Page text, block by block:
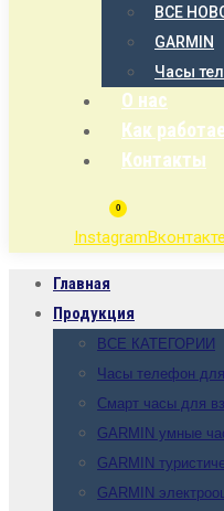
ВСЕ
GARMIN
Часы
О нас
Как
Контакты
0
InstagramВконтакте
Главная
Продукция
ВСЕ КАТЕГОРИИ
Часы телефон
Смарт часы для
GARMIN умные
GARMIN
GARMIN